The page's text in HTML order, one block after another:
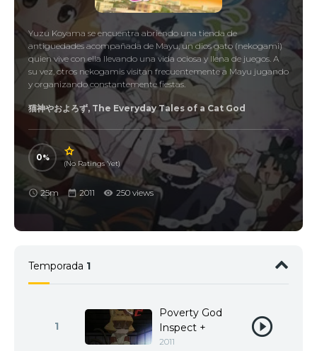
Yuzu Koyama se encuentra abriendo una tienda de
antiguedades acompañada de Mayu, un dios gato (nekogami)
quien vive con ella llevando una vida ociosa y llena de juegos. A
su vez, otros nekogamis visitan frecuentemente a Mayu jugando
y organizando constantemente fiestas.
猫神やおよろず, The Everyday Tales of a Cat God
0
(No Ratings Yet)
25m 2011 250 views
Temporada 1
1
Poverty God
Inspect +
2011